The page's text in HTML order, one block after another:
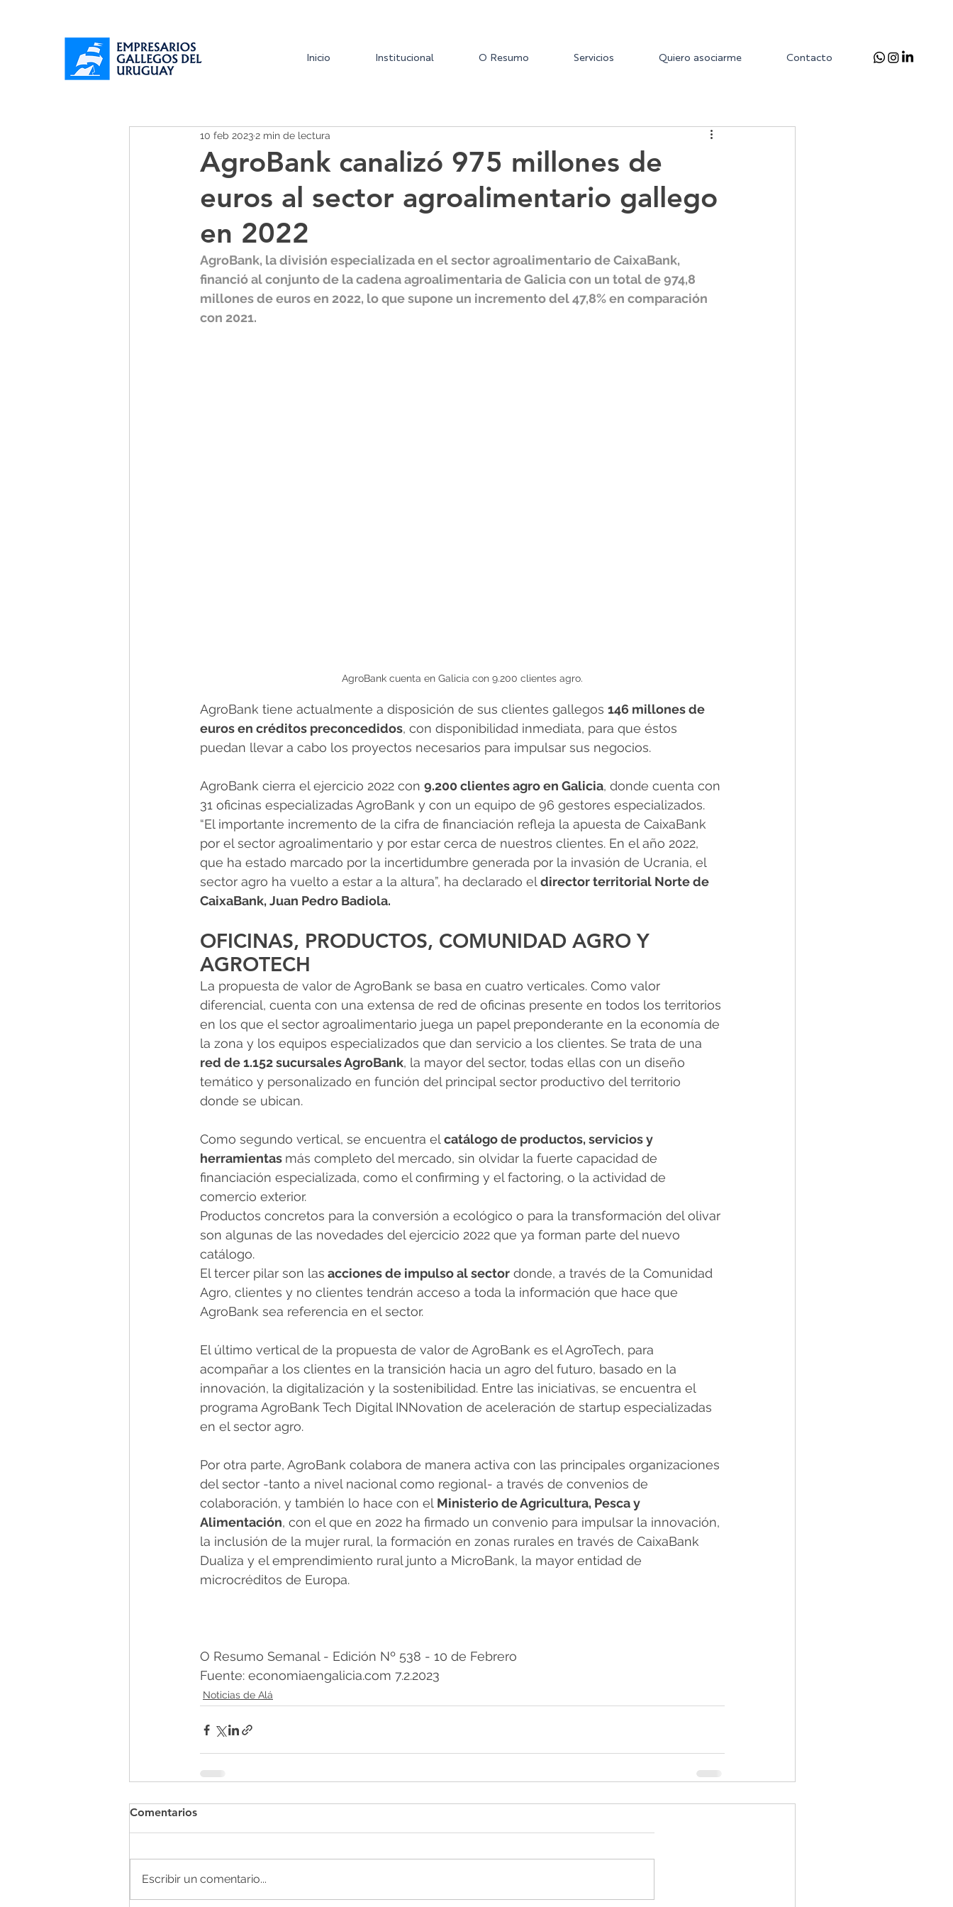
Inicio Institucional O Resumo Servicios Quiero asociarme Contacto
AgroBank canalizó 975 millones de
euros al sector agroalimentario gallego
en 2022
10 feb 2023 2 min de lectura
AgroBank, la división especializada en el sector agroalimentario de CaixaBank,
financió al conjunto de la cadena agroalimentaria de Galicia con un total de 974,8
millones de euros en 2022, lo que supone un incremento del 47,8% en comparación
con 2021.
AgroBank cuenta en Galicia con 9.200 clientes agro.
AgroBank tiene actualmente a disposición de sus clientes gallegos 146 millones de
euros en créditos preconcedidos, con disponibilidad inmediata, para que éstos
puedan llevar a cabo los proyectos necesarios para impulsar sus negocios.
AgroBank cierra el ejercicio 2022 con 9.200 clientes agro en Galicia, donde cuenta con
31 oficinas especializadas AgroBank y con un equipo de 96 gestores especializados.
“El importante incremento de la cifra de financiación refleja la apuesta de CaixaBank
por el sector agroalimentario y por estar cerca de nuestros clientes. En el año 2022,
que ha estado marcado por la incertidumbre generada por la invasión de Ucrania, el
sector agro ha vuelto a estar a la altura”, ha declarado el director territorial Norte de
CaixaBank, Juan Pedro Badiola.
OFICINAS, PRODUCTOS, COMUNIDAD AGRO Y
AGROTECH
La propuesta de valor de AgroBank se basa en cuatro verticales. Como valor
diferencial, cuenta con una extensa de red de oficinas presente en todos los territorios
en los que el sector agroalimentario juega un papel preponderante en la economía de
la zona y los equipos especializados que dan servicio a los clientes. Se trata de una
red de 1.152 sucursales AgroBank, la mayor del sector, todas ellas con un diseño
temático y personalizado en función del principal sector productivo del territorio
donde se ubican.
Como segundo vertical, se encuentra el catálogo de productos, servicios y
herramientas más completo del mercado, sin olvidar la fuerte capacidad de
financiación especializada, como el confirming y el factoring, o la actividad de
comercio exterior.
Productos concretos para la conversión a ecológico o para la transformación del olivar
son algunas de las novedades del ejercicio 2022 que ya forman parte del nuevo
catálogo.
El tercer pilar son las acciones de impulso al sector donde, a través de la Comunidad
Agro, clientes y no clientes tendrán acceso a toda la información que hace que
AgroBank sea referencia en el sector.
El último vertical de la propuesta de valor de AgroBank es el AgroTech, para
acompañar a los clientes en la transición hacia un agro del futuro, basado en la
innovación, la digitalización y la sostenibilidad. Entre las iniciativas, se encuentra el
programa AgroBank Tech Digital INNovation de aceleración de startup especializadas
en el sector agro.
Por otra parte, AgroBank colabora de manera activa con las principales organizaciones
del sector -tanto a nivel nacional como regional- a través de convenios de
colaboración, y también lo hace con el Ministerio de Agricultura, Pesca y
Alimentación, con el que en 2022 ha firmado un convenio para impulsar la innovación,
la inclusión de la mujer rural, la formación en zonas rurales en través de CaixaBank
Dualiza y el emprendimiento rural junto a MicroBank, la mayor entidad de
microcréditos de Europa.
O Resumo Semanal - Edición Nº 538 - 10 de Febrero
Fuente: economiaengalicia.com 7.2.2023
Noticias de Alá
Comentarios
Escribir un comentario...